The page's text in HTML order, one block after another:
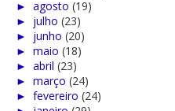
► agosto (19)
► julho (23)
► junho (20)
► maio (18)
► abril (23)
► março (24)
► fevereiro (24)